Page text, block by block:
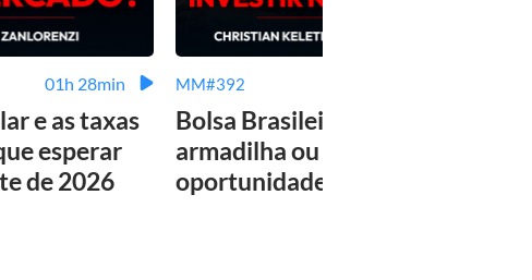
01h 28min
e as taxas
esperar
de 2026
MM#392
Bolsa Brasileira:
armadilha ou
oportunidade única?